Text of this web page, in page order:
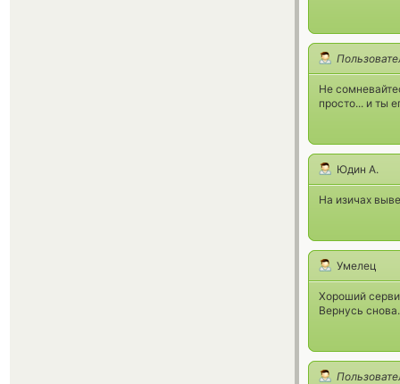
Не
просто... и ты
Юдин А.
На изичах
Умелец
Хороший
Вернусь снова.